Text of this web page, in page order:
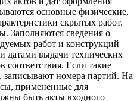
основные физические,
скрытых работ.
Заполняются сведения о
работ и конструкций
датами выдачи технических
соответствия. Если такие
записывают номера партий. На
примененные для
быть акты входного